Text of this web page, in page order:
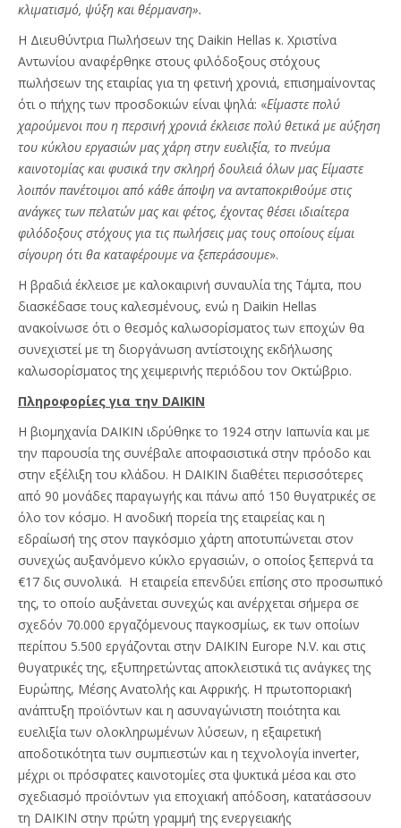
κλιματισμό, ψύξη και θέρμανση».
Η Διευθύντρια Πωλήσεων της Daikin Hellas κ. Χριστίνα
Αντωνίου αναφέρθηκε στους φιλόδοξους στόχους
πωλήσεων της εταιρίας για τη φετινή χρονιά, επισημαίνοντας
ότι ο πήχης των προσδοκιών είναι ψηλά: «Είμαστε πολύ
χαρούμενοι που η περσινή χρονιά έκλεισε πολύ θετικά με αύξηση
του κύκλου εργασιών μας χάρη στην ευελιξία, το πνεύμα
καινοτομίας και φυσικά την σκληρή δουλειά όλων μας Είμαστε
λοιπόν πανέτοιμοι από κάθε άποψη να ανταποκριθούμε στις
ανάγκες των πελατών μας και φέτος, έχοντας θέσει ιδιαίτερα
φιλόδοξους στόχους για τις πωλήσεις μας τους οποίους είμαι
σίγουρη ότι θα καταφέρουμε να ξεπεράσουμε».
Η βραδιά έκλεισε με καλοκαιρινή συναυλία της Τάμτα, που
διασκέδασε τους καλεσμένους, ενώ η Daikin Hellas
ανακοίνωσε ότι ο θεσμός καλωσορίσματος των εποχών θα
συνεχιστεί με τη διοργάνωση αντίστοιχης εκδήλωσης
καλωσορίσματος της χειμερινής περιόδου τον Οκτώβριο.
Πληροφορίες για την DAIKIN
Η βιομηχανία DAIKIN ιδρύθηκε το 1924 στην Ιαπωνία και με
την παρουσία της συνέβαλε αποφασιστικά στην πρόοδο και
στην εξέλιξη του κλάδου. Η DAIKIN διαθέτει περισσότερες
από 90 μονάδες παραγωγής και πάνω από 150 θυγατρικές σε
όλο τον κόσμο. Η ανοδική πορεία της εταιρείας και η
εδραίωσή της στον παγκόσμιο χάρτη αποτυπώνεται στον
συνεχώς αυξανόμενο κύκλο εργασιών, ο οποίος ξεπερνά τα
€17 δις συνολικά. Η εταιρεία επενδύει επίσης στο προσωπικό
της, το οποίο αυξάνεται συνεχώς και ανέρχεται σήμερα σε
σχεδόν 70.000 εργαζόμενους παγκοσμίως, εκ των οποίων
περίπου 5.500 εργάζονται στην DAIKIN Europe N.V. και στις
θυγατρικές της, εξυπηρετώντας αποκλειστικά τις ανάγκες της
Ευρώπης, Μέσης Ανατολής και Αφρικής. Η πρωτοποριακή
ανάπτυξη προϊόντων και η ασυναγώνιστη ποιότητα και
ευελιξία των ολοκληρωμένων λύσεων, η εξαιρετική
αποδοτικότητα των συμπιεστών και η τεχνολογία inverter,
μέχρι οι πρόσφατες καινοτομίες στα ψυκτικά μέσα και στο
σχεδιασμό προϊόντων για εποχιακή απόδοση, κατατάσσουν
τη DAIKIN στην πρώτη γραμμή της ενεργειακής